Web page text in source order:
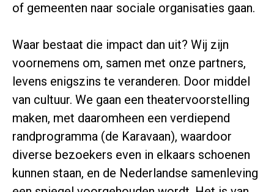
of gemeenten naar sociale organisaties gaan.
Waar bestaat die impact dan uit? Wij zijn
voornemens om, samen met onze partners,
levens enigszins te veranderen. Door middel
van cultuur. We gaan een theatervoorstelling
maken, met daaromheen een verdiepend
randprogramma (de Karavaan), waardoor
diverse bezoekers even in elkaars schoenen
kunnen staan, en de Nederlandse samenleving